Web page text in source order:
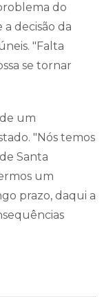
do
a decisão da
"Falta
se tornar
um
"Nós temos
Santa
um
prazo, daqui a